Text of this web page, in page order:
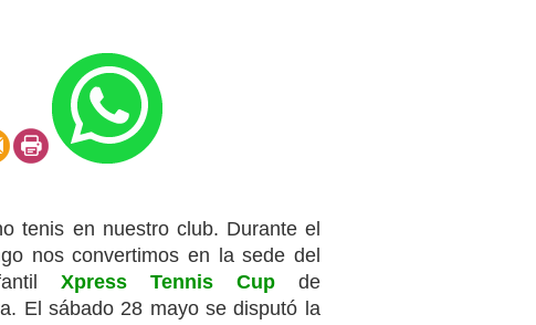
tenis en nuestro club. Durante el
nos convertimos en la sede del
Xpress Tennis Cupde
El sábado 28 mayo se disputó la